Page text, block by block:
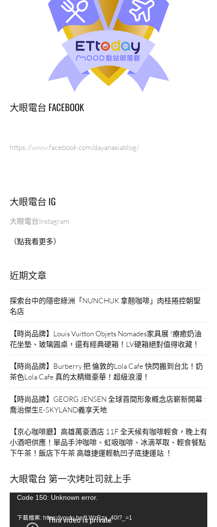
大眼電台 FACEBOOK
https://www.facebook.com/dayanasiablog/
大眼電台 IG
大眼電台Instagram
（點我看更多）
近期文章
探索台中的隱密綠洲「NUNCHUK 拿翹咖啡」肉桂捲控朝聖
名店
【時尚品牌】Louis Vuitton Objets Nomades家具展 !療癒奶油
花坐墊、玻璃圓桌，還有經典硬箱！LV硬箱絕對值得收藏！
【時尚品牌】Burberry 把 倫敦的Lola Cafe 快閃搬到台北！奶
茶色Lola Cafe 真的太精緻豪華！超級浪漫！
【時尚品牌】GEORG JENSEN 全球首間形象概念店嶄新開幕 :
喬治傑生E-SKYLAND義享天地
【京心咖啡廳】高雄萬豪酒店 11F 全天候有咖啡輕食，晚上有
小酒吧供應！單品手沖咖啡、虹吸咖啡、冰滴萃取、輕食餐點
下午茶！飯店下午茶 高雄捷運輕軌凹子底捷運站 ！
大眼電台 第一次烤吐司就上手
視Code 150: Unknown error.
下載檔案: https://youtu.be/tLWzRzx_40I?_=1